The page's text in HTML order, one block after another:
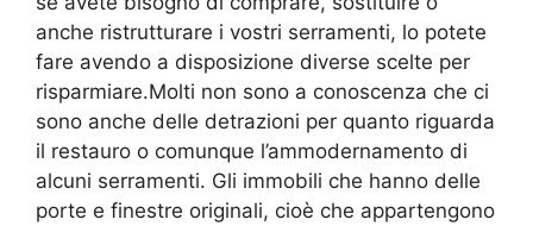
anche ristrutturare i vostri serramenti, lo potete
fare avendo a disposizione diverse scelte per
risparmiare.Molti non sono a conoscenza che ci
sono anche delle detrazioni per quanto riguarda
il restauro o comunque l’ammodernamento di
alcuni serramenti. Gli immobili che hanno delle
porte e finestre originali, cioè che appartengono